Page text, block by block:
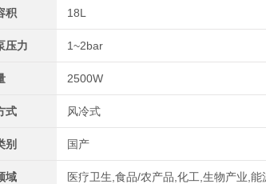
积 18L
压力 1~2bar
2500W
式 风冷式
别 国产
域 医疗卫生,食品/农产品,化工,生物产业,能